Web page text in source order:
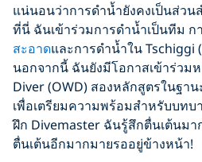
แน่นอนว่าการดำน้ำยังคงเป็นส่ว
ที่นี่ ฉันเข้าร่วมการดำน้ำเป็นทีม ก
สะอาดและการดำน้ำใน
นอกจากนี้ ฉันยังมีโอกาสเข้าร่วม
Diver (OWD) สองหลักสูตรในฐา
เพื่อเตรียมความพร้อมสำหรับบท
ฝึก Divemaster ฉันรู้สึกตื่นเต้นมา
ตื่นเต้นอีกมากมายรออยู่ข้างหน้า!